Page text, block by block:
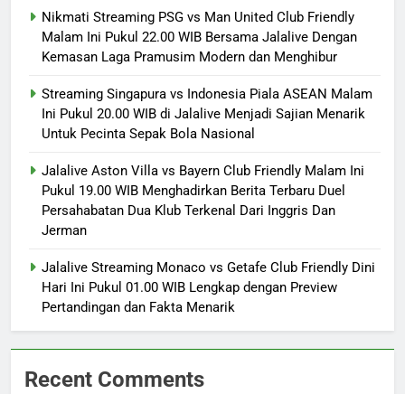
Nikmati Streaming PSG vs Man United Club Friendly
Malam Ini Pukul 22.00 WIB Bersama Jalalive Dengan
Kemasan Laga Pramusim Modern dan Menghibur
Streaming Singapura vs Indonesia Piala ASEAN Malam
Ini Pukul 20.00 WIB di Jalalive Menjadi Sajian Menarik
Untuk Pecinta Sepak Bola Nasional
Jalalive Aston Villa vs Bayern Club Friendly Malam Ini
Pukul 19.00 WIB Menghadirkan Berita Terbaru Duel
Persahabatan Dua Klub Terkenal Dari Inggris Dan
Jerman
Jalalive Streaming Monaco vs Getafe Club Friendly Dini
Hari Ini Pukul 01.00 WIB Lengkap dengan Preview
Pertandingan dan Fakta Menarik
Recent Comments